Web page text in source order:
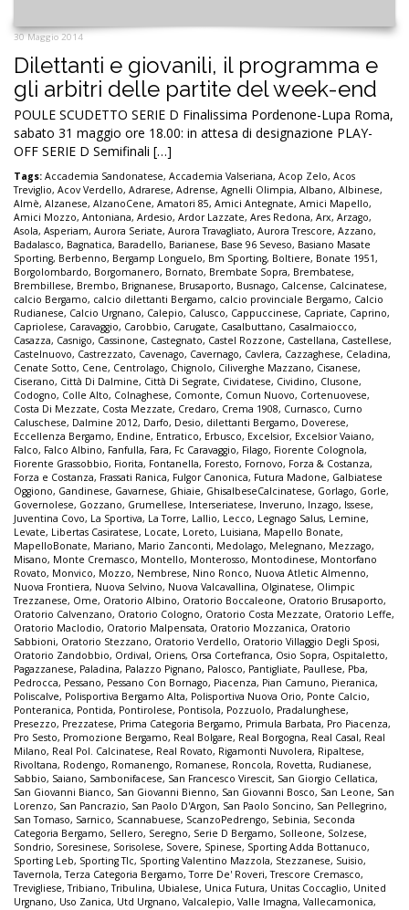
30 Maggio 2014
Dilettanti e giovanili, il programma e
gli arbitri delle partite del week-end
POULE SCUDETTO SERIE D Finalissima Pordenone-Lupa Roma,
sabato 31 maggio ore 18.00: in attesa di designazione PLAY-
OFF SERIE D Semifinali […]
Tags: Accademia Sandonatese, Accademia Valseriana, Acop Zelo, Acos
Treviglio, Acov Verdello, Adrarese, Adrense, Agnelli Olimpia, Albano, Albinese,
Almè, Alzanese, AlzanoCene, Amatori 85, Amici Antegnate, Amici Mapello,
Amici Mozzo, Antoniana, Ardesio, Ardor Lazzate, Ares Redona, Arx, Arzago,
Asola, Asperiam, Aurora Seriate, Aurora Travagliato, Aurora Trescore, Azzano,
Badalasco, Bagnatica, Baradello, Barianese, Base 96 Seveso, Basiano Masate
Sporting, Berbenno, Bergamp Longuelo, Bm Sporting, Boltiere, Bonate 1951,
Borgolombardo, Borgomanero, Bornato, Brembate Sopra, Brembatese,
Brembillese, Brembo, Brignanese, Brusaporto, Busnago, Calcense, Calcinatese,
calcio Bergamo, calcio dilettanti Bergamo, calcio provinciale Bergamo, Calcio
Rudianese, Calcio Urgnano, Calepio, Calusco, Cappuccinese, Capriate, Caprino,
Capriolese, Caravaggio, Carobbio, Carugate, Casalbuttano, Casalmaiocco,
Casazza, Casnigo, Cassinone, Castegnato, Castel Rozzone, Castellana, Castellese,
Castelnuovo, Castrezzato, Cavenago, Cavernago, Cavlera, Cazzaghese, Celadina,
Cenate Sotto, Cene, Centrolago, Chignolo, Ciliverghe Mazzano, Cisanese,
Ciserano, Città Di Dalmine, Città Di Segrate, Cividatese, Cividino, Clusone,
Codogno, Colle Alto, Colnaghese, Comonte, Comun Nuovo, Cortenuovese,
Costa Di Mezzate, Costa Mezzate, Credaro, Crema 1908, Curnasco, Curno
Caluschese, Dalmine 2012, Darfo, Desio, dilettanti Bergamo, Doverese,
Eccellenza Bergamo, Endine, Entratico, Erbusco, Excelsior, Excelsior Vaiano,
Falco, Falco Albino, Fanfulla, Fara, Fc Caravaggio, Filago, Fiorente Colognola,
Fiorente Grassobbio, Fiorita, Fontanella, Foresto, Fornovo, Forza & Costanza,
Forza e Costanza, Frassati Ranica, Fulgor Canonica, Futura Madone, Galbiatese
Oggiono, Gandinese, Gavarnese, Ghiaie, GhisalbeseCalcinatese, Gorlago, Gorle,
Governolese, Gozzano, Grumellese, Interseriatese, Inveruno, Inzago, Issese,
Juventina Covo, La Sportiva, La Torre, Lallio, Lecco, Legnago Salus, Lemine,
Levate, Libertas Casiratese, Locate, Loreto, Luisiana, Mapello Bonate,
MapelloBonate, Mariano, Mario Zanconti, Medolago, Melegnano, Mezzago,
Misano, Monte Cremasco, Montello, Monterosso, Montodinese, Montorfano
Rovato, Monvico, Mozzo, Nembrese, Nino Ronco, Nuova Atletic Almenno,
Nuova Frontiera, Nuova Selvino, Nuova Valcavallina, Olginatese, Olimpic
Trezzanese, Ome, Oratorio Albino, Oratorio Boccaleone, Oratorio Brusaporto,
Oratorio Calvenzano, Oratorio Cologno, Oratorio Costa Mezzate, Oratorio Leffe,
Oratorio Maclodio, Oratorio Malpensata, Oratorio Mozzanica, Oratorio
Sabbioni, Oratorio Stezzano, Oratorio Verdello, Oratorio Villaggio Degli Sposi,
Oratorio Zandobbio, Ordival, Oriens, Orsa Cortefranca, Osio Sopra, Ospitaletto,
Pagazzanese, Paladina, Palazzo Pignano, Palosco, Pantigliate, Paullese, Pba,
Pedrocca, Pessano, Pessano Con Bornago, Piacenza, Pian Camuno, Pieranica,
Poliscalve, Polisportiva Bergamo Alta, Polisportiva Nuova Orio, Ponte Calcio,
Ponteranica, Pontida, Pontirolese, Pontisola, Pozzuolo, Pradalunghese,
Presezzo, Prezzatese, Prima Categoria Bergamo, Primula Barbata, Pro Piacenza,
Pro Sesto, Promozione Bergamo, Real Bolgare, Real Borgogna, Real Casal, Real
Milano, Real Pol. Calcinatese, Real Rovato, Rigamonti Nuvolera, Ripaltese,
Rivoltana, Rodengo, Romanengo, Romanese, Roncola, Rovetta, Rudianese,
Sabbio, Saiano, Sambonifacese, San Francesco Virescit, San Giorgio Cellatica,
San Giovanni Bianco, San Giovanni Bienno, San Giovanni Bosco, San Leone, San
Lorenzo, San Pancrazio, San Paolo D'Argon, San Paolo Soncino, San Pellegrino,
San Tomaso, Sarnico, Scannabuese, ScanzoPedrengo, Sebinia, Seconda
Categoria Bergamo, Sellero, Seregno, Serie D Bergamo, Solleone, Solzese,
Sondrio, Soresinese, Sorisolese, Sovere, Spinese, Sporting Adda Bottanuco,
Sporting Leb, Sporting Tlc, Sporting Valentino Mazzola, Stezzanese, Suisio,
Tavernola,Terza Categoria Bergamo,Torre De' Roveri,Trescore Cremasco,
Trevigliese,Tribiano,Tribulina, Ubialese, Unica Futura, Unitas Coccaglio, United
Urgnano, Uso Zanica, Utd Urgnano, Valcalepio, Valle Imagna, Vallecamonica,